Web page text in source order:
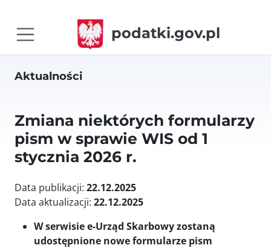
podatki.gov.pl
Aktualności
Zmiana niektórych formularzy
pism w sprawie WIS od 1
stycznia 2026 r.
Data publikacji: 22.12.2025
Data aktualizacji: 22.12.2025
W serwisie e-Urząd Skarbowy zostaną
udostępnione nowe formularze pism